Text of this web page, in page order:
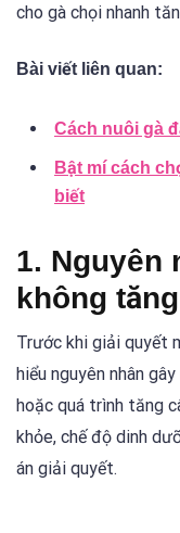
cho gà chọi nhanh
Bài viết liên quan:
Cách nuôi gà
Bật mí cách
biết
1. Nguyên
không
Trước khi giải quyết
hiểu nguyên nhân
hoặc quá trình tăng
khỏe, chế độ dinh
án giải quyết.